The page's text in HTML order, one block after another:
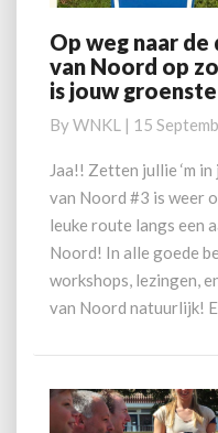
Op
weg
naar
derde
Groenste
van
Noord
op
zondag
6
wat
jouw
groenste
Op weg naar
van Noord op
is jouw
ByWNKL | 15
Jaa!! Zetten jullie ‘m
van Noord #3 is weer
leuke route langs een
Noord! In alle goede
workshops, lezingen,
van Noord natuurlijk!